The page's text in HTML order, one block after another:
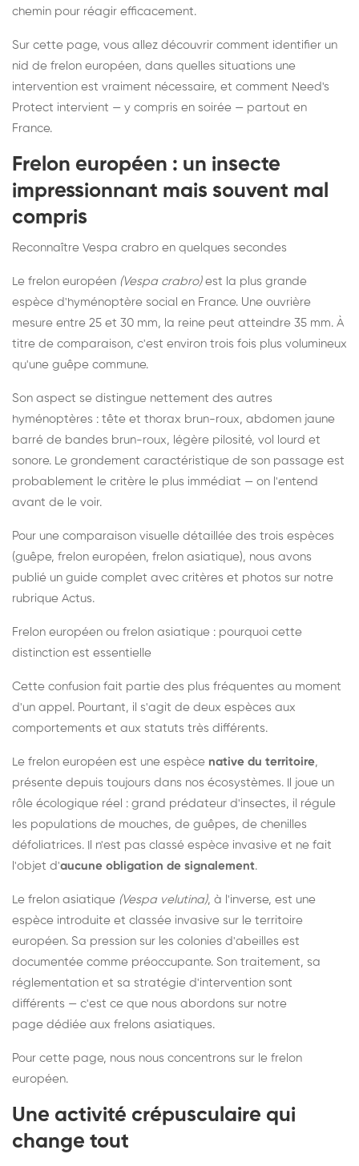
chemin pour réagir efficacement.
Sur cette page, vous allez découvrir comment identifier un
nid de frelon européen, dans quelles situations une
intervention est vraiment nécessaire, et comment Need's
Protect intervient — y compris en soirée — partout en
France.
Frelon européen : un insecte
impressionnant mais souvent mal
compris
Reconnaître Vespa crabro en quelques secondes
Le frelon européen (Vespa crabro)est la plus grande
espèce d'hyménoptère social en France. Une ouvrière
mesure entre 25 et 30 mm, la reine peut atteindre 35 mm. À
titre de comparaison, c'est environ trois fois plus volumineux
qu'une guêpe commune.
Son aspect se distingue nettement des autres
hyménoptères : tête et thorax brun-roux, abdomen jaune
barré de bandes brun-roux, légère pilosité, vol lourd et
sonore. Le grondement caractéristique de son passage est
probablement le critère le plus immédiat — on l'entend
avant de le voir.
Pour une comparaison visuelle détaillée des trois espèces
(guêpe, frelon européen, frelon asiatique), nous avons
publié un guide complet avec critères et photos sur notre
rubrique Actus.
Frelon européen ou frelon asiatique : pourquoi cette
distinction est essentielle
Cette confusion fait partie des plus fréquentes au moment
d'un appel. Pourtant, il s'agit de deux espèces aux
comportements et aux statuts très différents.
Le frelon européen est une espèce native du territoire,
présente depuis toujours dans nos écosystèmes. Il joue un
rôle écologique réel : grand prédateur d'insectes, il régule
les populations de mouches, de guêpes, de chenilles
défoliatrices. Il n'est pas classé espèce invasive et ne fait
l'objet d'aucune obligation de signalement.
Le frelon asiatique (Vespa velutina), à l'inverse, est une
espèce introduite et classée invasive sur le territoire
européen. Sa pression sur les colonies d'abeilles est
documentée comme préoccupante. Son traitement, sa
réglementation et sa stratégie d'intervention sont
différents — c'est ce que nous abordons sur notre
page dédiée aux frelons asiatiques.
Pour cette page, nous nous concentrons sur le frelon
européen.
Une activité crépusculaire qui
change tout